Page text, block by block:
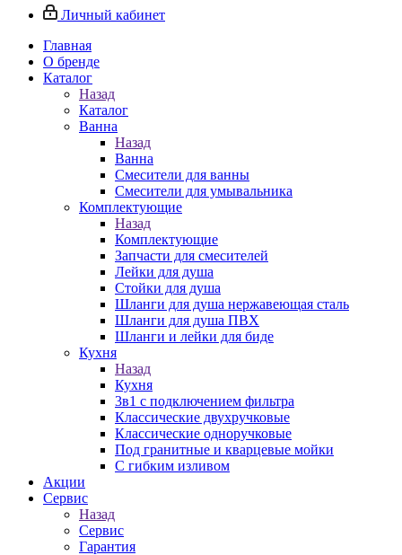
Личный кабинет
Главная
О бренде
Каталог
Назад
Каталог
Ванна
Назад
Ванна
Смесители для ванны
Смесители для умывальника
Комплектующие
Назад
Комплектующие
Запчасти для смесителей
Лейки для душа
Стойки для душа
Шланги для душа нержавеющая сталь
Шланги для душа ПВХ
Шланги и лейки для биде
Кухня
Назад
Кухня
3в1 с подключением фильтра
Классические двухручковые
Классические одноручковые
Под гранитные и кварцевые мойки
С гибким изливом
Акции
Сервис
Назад
Сервис
Гарантия